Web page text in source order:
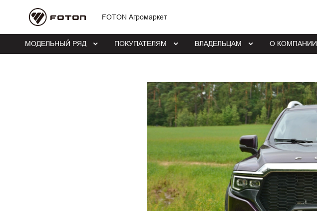
FOTON Агромаркет
МОДЕЛЬНЫЙ РЯД ПОКУПАТЕЛЯМ ВЛАДЕЛЬЦАМ О КОМПАНИИ